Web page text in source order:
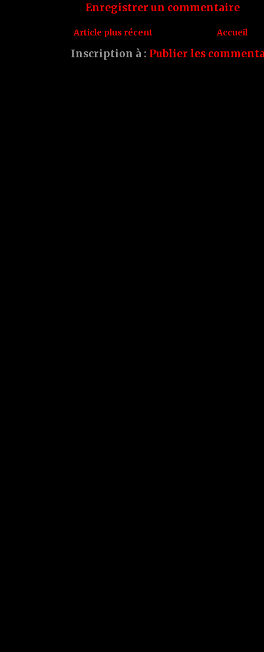
Enregistrer un commentaire
Article plus récent Accueil
Inscription à : Publier les